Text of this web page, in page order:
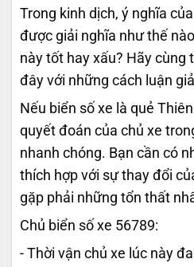
Trong kinh dịch, ý nghĩa
được giải nghĩa như thế
này tốt hay xấu? Hãy cùng
đây với những cách luận
Nếu biển số xe là quẻ
quyết đoán của chủ xe
nhanh chóng. Bạn cần có
thích hợp với sự thay đổi
gặp phải những tổn thất
Chủ biển số xe 56789:
- Thời vận chủ xe lúc này